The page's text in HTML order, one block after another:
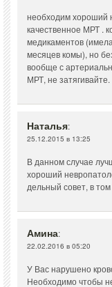
необходим хороший
качественное МРТ .
медикаментов
месяцев комы), но
вообще с
МРТ, не затягивайте.
Наталья:
25.12.2015 в 13:25
В данном случае
хороший
дельный совет, в
Амина:
22.02.2016 в 05:20
У Вас нарушено
Необходимо чтобы